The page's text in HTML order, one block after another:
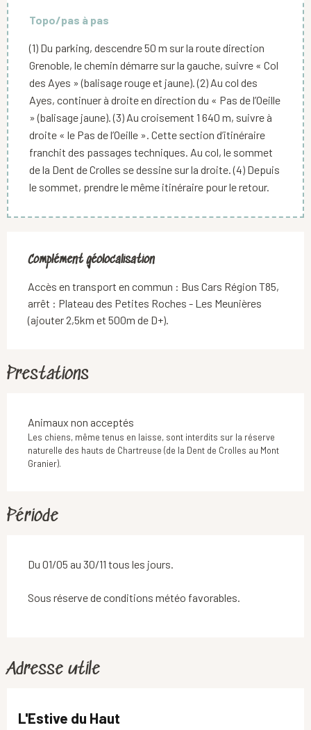
Topo/pas à pas
(1) Du parking, descendre 50 m sur la route direction
Grenoble, le chemin démarre sur la gauche, suivre « Col
des Ayes » (balisage rouge et jaune). (2) Au col des
Ayes, continuer à droite en direction du « Pas de l’Oeille
» (balisage jaune). (3) Au croisement 1 640 m, suivre à
droite « le Pas de l’Oeille ». Cette section d’itinéraire
franchit des passages techniques. Au col, le sommet
de la Dent de Crolles se dessine sur la droite. (4) Depuis
le sommet, prendre le même itinéraire pour le retour.
Complément géolocalisation
Complément géolocalisation
Accès en transport en commun : Bus Cars Région T85,
arrêt : Plateau des Petites Roches - Les Meunières
(ajouter 2,5km et 500m de D+).
Prestations
Animaux non acceptés
Les chiens, même tenus en laisse, sont interdits sur la réserve
naturelle des hauts de Chartreuse (de la Dent de Crolles au Mont
Granier).
Période
Du 01/05 au 30/11 tous les jours.
Sous réserve de conditions météo favorables.
Adresse utile
L'Estive du Haut